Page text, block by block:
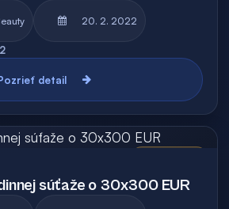
20. 2. 2022
detail
súťaže o 30x300 EUR